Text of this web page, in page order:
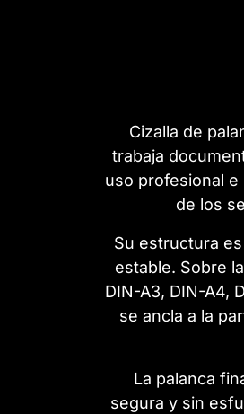
Cizalla de
trabaja
uso profesional e
de los
Su estructura
estable. Sobre
DIN-A3, DIN-A4,
se ancla a la
La palanca
segura y sin